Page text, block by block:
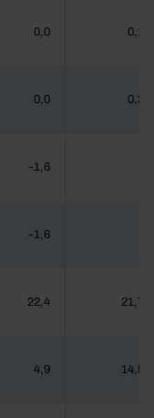
0,0 0,1
0,0 0,3
-1,6
-1,6
22,4 21,7
4,9 14,5